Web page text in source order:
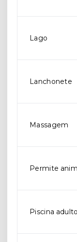
Lago
Lanchonete
Massagem
Permite
Piscina adulto